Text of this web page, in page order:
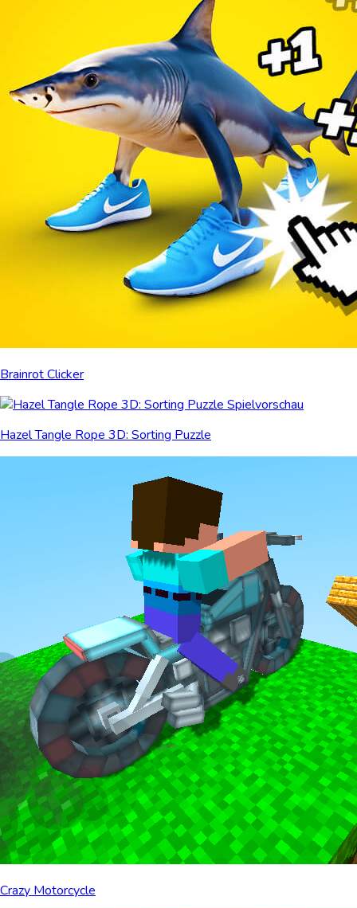
Brainrot Clicker
Hazel Tangle Rope 3D: Sorting Puzzle
Crazy Motorcycle